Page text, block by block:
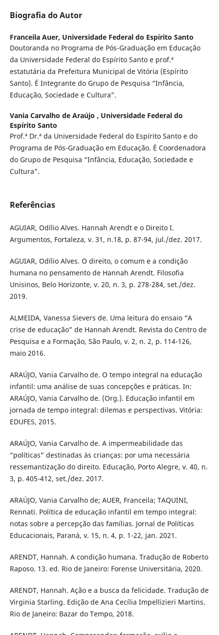
Biografia do Autor
Franceila Auer, Universidade Federal do Espírito Santo
Doutoranda no Programa de Pós-Graduação em Educação
da Universidade Federal do Espírito Santo e prof.ª
estatutária da Prefeitura Municipal de Vitória (Espírito
Santo). É Integrante do Grupo de Pesquisa “Infância,
Educação, Sociedade e Cultura”.
Vania Carvalho de Araújo , Universidade Federal do
Espírito Santo
Prof.ª Dr.ª da Universidade Federal do Espírito Santo e do
Programa de Pós-Graduação em Educação. É Coordenadora
do Grupo de Pesquisa “Infância, Educação, Sociedade e
Cultura”.
Referências
AGUIAR, Odílio Alves. Hannah Arendt e o Direito I.
Argumentos, Fortaleza, v. 31, n.18, p. 87-94, jul./dez. 2017.
AGUIAR, Odílio Alves. O direito, o comum e a condição
humana no pensamento de Hannah Arendt. Filosofia
Unisinos, Belo Horizonte, v. 20, n. 3, p. 278-284, set./dez.
2019.
ALMEIDA, Vanessa Sievers de. Uma leitura do ensaio “A
crise de educação” de Hannah Arendt. Revista do Centro de
Pesquisa e a Formação, São Paulo, v. 2, n. 2, p. 114-126,
maio 2016.
ARAÚJO, Vania Carvalho de. O tempo integral na educação
infantil: uma análise de suas concepções e práticas. In:
ARAÚJO, Vania Carvalho de. (Org.). Educação infantil em
jornada de tempo integral: dilemas e perspectivas. Vitória:
EDUFES, 2015.
ARAÚJO, Vania Carvalho de. A impermeabilidade das
“políticas” destinadas às crianças: por uma necessária
ressemantização do direito. Educação, Porto Alegre, v. 40, n.
3, p. 405-412, set./dez. 2017.
ARAÚJO, Vania Carvalho de; AUER, Franceila; TAQUINI,
Rennati. Política de educação infantil em tempo integral:
notas sobre a percepção das famílias. Jornal de Políticas
Educacionais, Paraná, v. 15, n. 4, p. 1-22, jan. 2021.
ARENDT, Hannah. A condição humana. Tradução de Roberto
Raposo. 13. ed. Rio de Janeiro: Forense Universitária, 2020.
ARENDT, Hannah. Ação e a busca da felicidade. Tradução de
Virginia Starling. Edição de Ana Cecília Impellizieri Martins.
Rio de Janeiro: Bazar do Tempo, 2018.